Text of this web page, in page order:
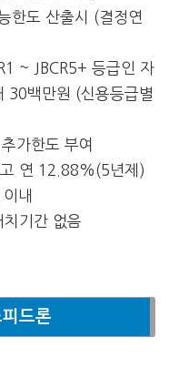
한도 산출시 (결정연
~ JBCR5+ 등급인 자
30백만원 (신용등급별
가한도 부여
연 12.88%(5년제)
내
기간 없음
드론